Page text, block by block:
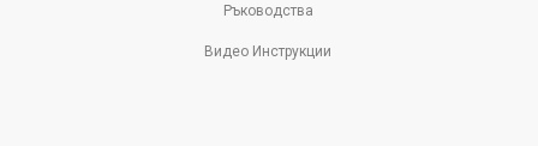
Ръководства
Видео Инструкции